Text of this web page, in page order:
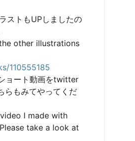
ストもUPしましたの
other illustrations
110555185
ョート動画をtwitter
らもみてやってくだ
I made with
take a look at